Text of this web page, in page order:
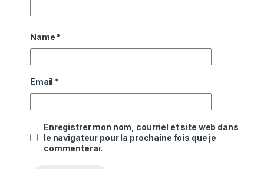
Name *
Email *
Enregistrer mon nom, courriel et site web dans
le navigateur pour la prochaine fois que je
commenterai.